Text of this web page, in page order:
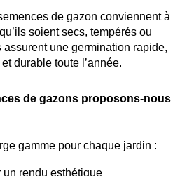
de gazon conviennent à
soient secs, tempérés ou
une germination rapide,
durable toute l’année.
de gazons proposons-nous
gamme pour chaque jardin :
un rendu esthétique